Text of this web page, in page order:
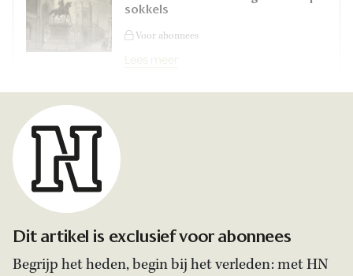
sokkels
Voor abonnees
Lees meer
Dit artikel is exclusief voor abonnees
Begrijp het heden, begin bij het verleden: met HN